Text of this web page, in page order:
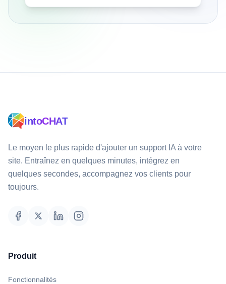
intoCHAT
Le moyen le plus rapide d'ajouter un support IA à votre
site. Entraînez en quelques minutes, intégrez en
quelques secondes, accompagnez vos clients pour
toujours.
Produit
Fonctionnalités